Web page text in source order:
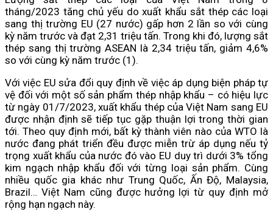
tháng/2023 tăng chủ yếu do xuất khẩu sắt thép các loại
sang thị trường EU (27 nước) gấp hơn 2 lần so với cùng
kỳ năm trước và đạt 2,31 triệu tấn. Trong khi đó, lượng sắt
thép sang thị trường ASEAN là 2,34 triệu tấn, giảm 4,6%
so với cùng kỳ năm trước (1).
Với việc EU sửa đổi quy định về việc áp dụng biện pháp tự
vệ đối với một số sản phẩm thép nhập khẩu – có hiệu lực
từ ngày 01/7/2023, xuất khẩu thép của Việt Nam sang EU
được nhận định sẽ tiếp tục gặp thuận lợi trong thời gian
tới. Theo quy định mới, bất kỳ thành viên nào của WTO là
nước đang phát triển đều được miễn trừ áp dụng nếu tỷ
trọng xuất khẩu của nước đó vào EU duy trì dưới 3% tổng
kim ngạch nhập khẩu đối với từng loại sản phẩm. Cùng
nhiều quốc gia khác như Trung Quốc, Ấn Độ, Malaysia,
Brazil… Việt Nam cũng được hưởng lợi từ quy định mở
rộng hạn ngạch này.